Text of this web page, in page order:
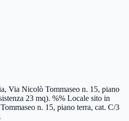
Via Nicolò Tommaseo n. 15, piano
23 mq). %% Locale sito in
n. 15, piano terra, cat. C/3